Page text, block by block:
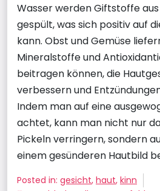
Wasser werden Giftstoffe
gespült, was sich positiv auf
kann. Obst und Gemüse
Mineralstoffe und
beitragen können, die
verbessern und
Indem man auf eine
achtet, kann man nicht nur
Pickeln verringern, sondern
einem gesünderen Hautbild
Posted in: gesicht, haut, kinn